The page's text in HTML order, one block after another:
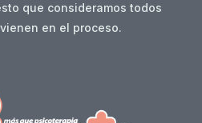
que consideramos todos
en el proceso.